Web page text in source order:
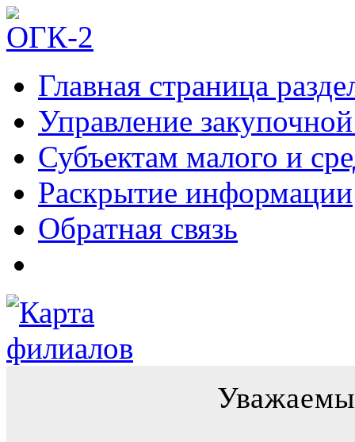
Главная страница
Управление
Субъектам малого и
Раскрытие информации
Обратная связь